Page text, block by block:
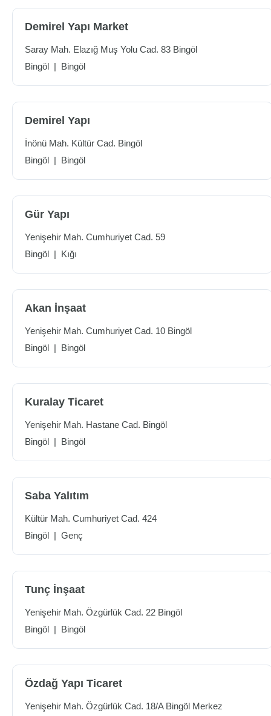
Demirel Yapı Market
Saray Mah. Elazığ Muş Yolu Cad. 83 Bingöl
Bingöl | Bingöl
Demirel Yapı
İnönü Mah. Kültür Cad. Bingöl
Bingöl | Bingöl
Gür Yapı
Yenişehir Mah. Cumhuriyet Cad. 59
Bingöl | Kığı
Akan İnşaat
Yenişehir Mah. Cumhuriyet Cad. 10 Bingöl
Bingöl | Bingöl
Kuralay Ticaret
Yenişehir Mah. Hastane Cad. Bingöl
Bingöl | Bingöl
Saba Yalıtım
Kültür Mah. Cumhuriyet Cad. 424
Bingöl | Genç
Tunç İnşaat
Yenişehir Mah. Özgürlük Cad. 22 Bingöl
Bingöl | Bingöl
Özdağ Yapı Ticaret
Yenişehir Mah. Özgürlük Cad. 18/A Bingöl Merkez